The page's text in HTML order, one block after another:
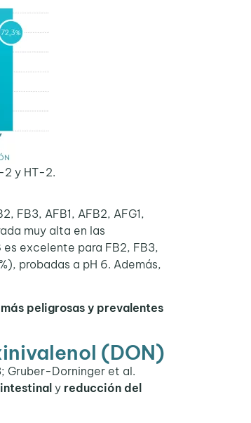
2 y HT-2.
FB3, AFB1, AFB2, AFG1,
muy alta en las
es excelente para FB2, FB3,
probadas a pH 6. Además,
más peligrosas y prevalentes
(DON)
Gruber-Dorninger et al.
y reducción del